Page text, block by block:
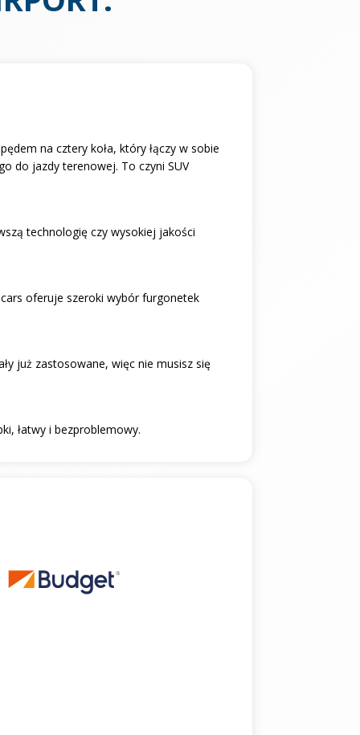
na cztery koła, który łączy w sobie
do jazdy terenowej. To czyni SUV
technologię czy wysokiej jakości
oferuje szeroki wybór furgonetek
już zastosowane, więc nie musisz się
łatwy i bezproblemowy.